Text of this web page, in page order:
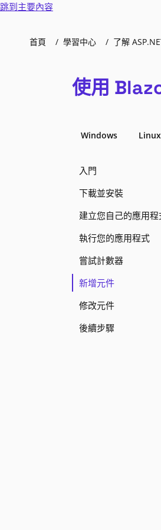
跳到主要內容
首頁 學習中心 了解
使用
Windows Linux
入門
下載並安裝
建立您自己的應用程
執行您的應用程式
嘗試計數器
新增元件
修改元件
後續步驟